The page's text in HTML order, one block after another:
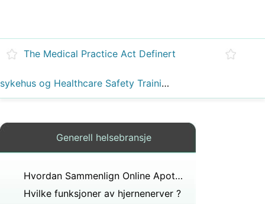
The Medical Practice Act Definert
sykehus og Healthcare Safety Training
Generell helsebransje
Hvordan Sammenlign Online Apotek
Hvilke funksjoner av hjernenerver ?